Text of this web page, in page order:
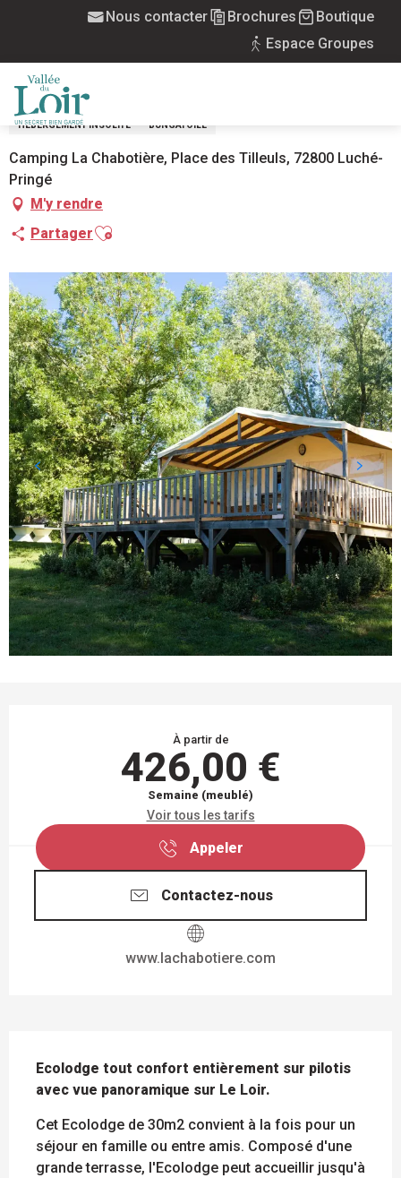
principal
Nous contacter Brochures
Boutique
Espace Groupes
Ecolodge au camping de la Chabotière
ECOLODGE AU CAMPING DE LA
CHABOTIÈRE
HÉBERGEMENT INSOLITE BUNGATOILE
Camping La Chabotière, Place des Tilleuls, 72800 Luché-
Pringé
M'y rendre
PartagerAjouter aux favoris
À partir de
426,00 €
Semaine (meublé)
Voir tous les tarifs
Appeler
Contactez-nous
www.lachabotiere.com
Ecolodge tout confort entièrement sur pilotis
avec vue panoramique sur Le Loir.
Cet Ecolodge de 30m2 convient à la fois pour un
séjour en famille ou entre amis. Composé d'une
grande terrasse, l'Ecolodge peut accueillir jusqu'à